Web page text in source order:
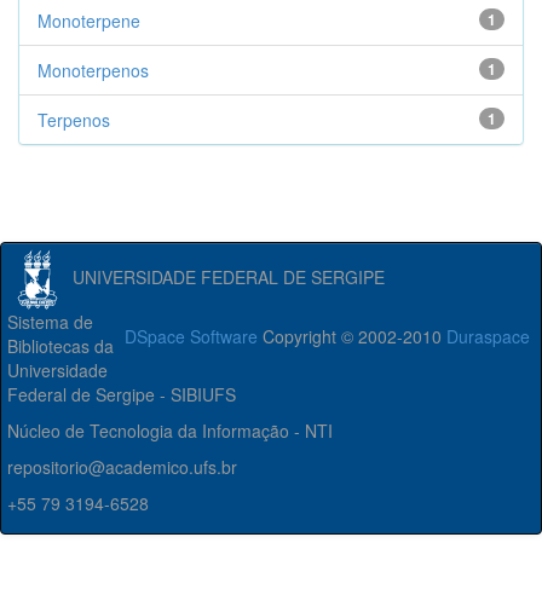
1
Monoterpene
1
Monoterpenos
1
Terpenos
UNIVERSIDADE FEDERAL DE SERGIPE
DSpace Software Copyright © 2002-2010 Duraspace
Sistema de
Bibliotecas da
Universidade
Federal de Sergipe - SIBIUFS
Núcleo de Tecnologia da Informação - NTI
repositorio@academico.ufs.br
+55 79 3194-6528